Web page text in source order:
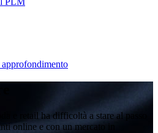
e retail ha difficoltà a stare al passo
online e con un mercato in